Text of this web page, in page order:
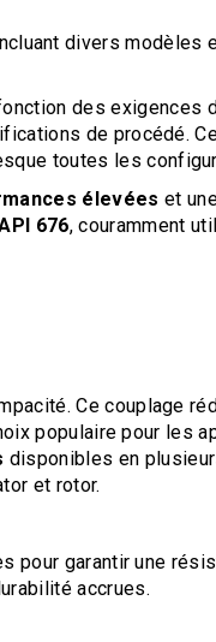
divers modèles
des exigences
de procédé.
toutes les
élevées et
676, couramment
Ce couplage
populaire pour les
disponibles en
et rotor.
pour garantir une
accrues.